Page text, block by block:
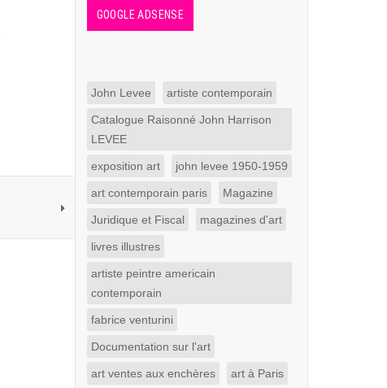
GOOGLE ADSENSE
John Levee artiste contemporain
Catalogue Raisonné John Harrison
LEVEE
exposition art john levee 1950-1959
art contemporain paris Magazine
Juridique et Fiscal magazines d'art
livres illustres
artiste peintre americain
contemporain
fabrice venturini
Documentation sur l'art
art ventes aux enchères art à Paris